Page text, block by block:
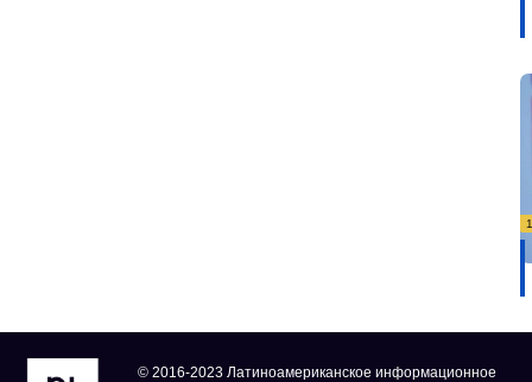
© 2016-2023 Латиноамериканское информационное